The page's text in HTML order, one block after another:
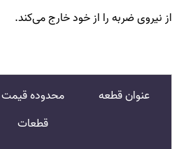
از نیروی ضربه را از خود خارج می‌کند.
عنوان قطعه
محدوده قیمت
قطعات